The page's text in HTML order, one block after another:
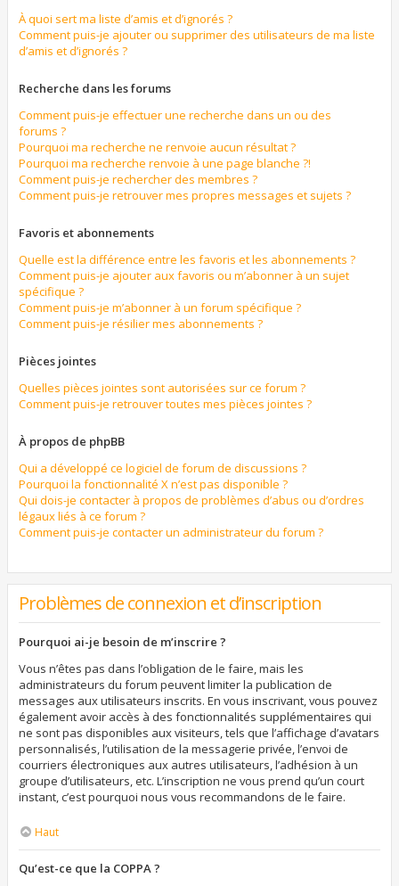
À quoi sert ma liste d’amis et d’ignorés ?
Comment puis-je ajouter ou supprimer des utilisateurs de ma liste
d’amis et d’ignorés ?
Recherche dans les forums
Comment puis-je effectuer une recherche dans un ou des
forums ?
Pourquoi ma recherche ne renvoie aucun résultat ?
Pourquoi ma recherche renvoie à une page blanche ?!
Comment puis-je rechercher des membres ?
Comment puis-je retrouver mes propres messages et sujets ?
Favoris et abonnements
Quelle est la différence entre les favoris et les abonnements ?
Comment puis-je ajouter aux favoris ou m’abonner à un sujet
spécifique ?
Comment puis-je m’abonner à un forum spécifique ?
Comment puis-je résilier mes abonnements ?
Pièces jointes
Quelles pièces jointes sont autorisées sur ce forum ?
Comment puis-je retrouver toutes mes pièces jointes ?
À propos de phpBB
Qui a développé ce logiciel de forum de discussions ?
Pourquoi la fonctionnalité X n’est pas disponible ?
Qui dois-je contacter à propos de problèmes d’abus ou d’ordres
légaux liés à ce forum ?
Comment puis-je contacter un administrateur du forum ?
Problèmes de connexion et d’inscription
Pourquoi ai-je besoin de m’inscrire ?
Vous n’êtes pas dans l’obligation de le faire, mais les
administrateurs du forum peuvent limiter la publication de
messages aux utilisateurs inscrits. En vous inscrivant, vous pouvez
également avoir accès à des fonctionnalités supplémentaires qui
ne sont pas disponibles aux visiteurs, tels que l’affichage d’avatars
personnalisés, l’utilisation de la messagerie privée, l’envoi de
courriers électroniques aux autres utilisateurs, l’adhésion à un
groupe d’utilisateurs, etc. L’inscription ne vous prend qu’un court
instant, c’est pourquoi nous vous recommandons de le faire.
Haut
Qu’est-ce que la COPPA ?